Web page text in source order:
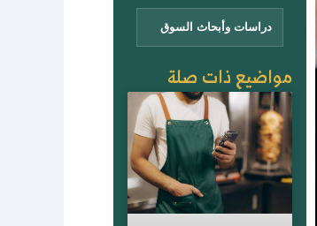
دراسات وأبحاث السوق
مواضيع ذات صلة